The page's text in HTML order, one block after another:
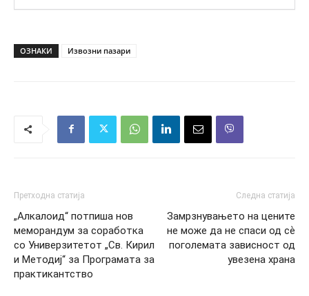
ОЗНАКИ Извозни пазари
Претходна статија
„Алкалоид“ потпиша нов
меморандум за соработка
со Универзитетот „Св. Кирил
и Методиј“ за Програмата за
практикантство
Следна статија
Замрзнувањето на цените
не може да не спаси од сѐ
поголемата зависност од
увезена храна